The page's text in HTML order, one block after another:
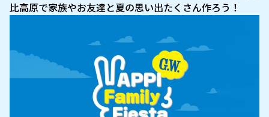
比高原で家族やお友達と夏の思い出たくさん作ろう！